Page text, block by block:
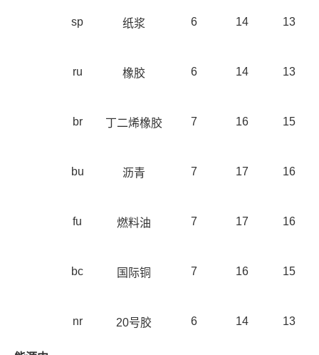
sp 纸浆 6 14 13
ru 橡胶 6 14 13
br 丁二烯橡胶 7 16 15
bu 沥青 7 17 16
fu 燃料油 7 17 16
bc 国际铜 7 16 15
nr 20号胶 6 14 13